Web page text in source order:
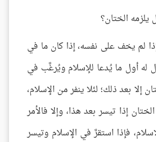
يلزمه الختان؟
لم يخف على نفسه، إذا كان ما في
له أول ما يُدعا للإسلام ويُرغَّب في
إلا بعد ذلك؛ لئلا ينفر من الإسلام،
إذا تيسر بعد هذا، وإلا فالأمر
فإذا استقرَّ في الإسلام وتيسر